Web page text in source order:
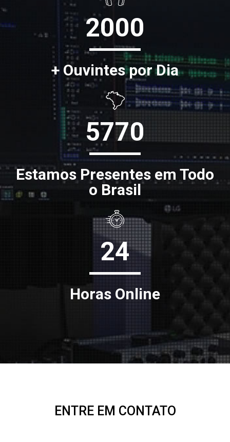
2000
+ Ouvintes por Dia
5770
Estamos Presentes em Todo
o Brasil
24
Horas Online
ENTRE EM CONTATO